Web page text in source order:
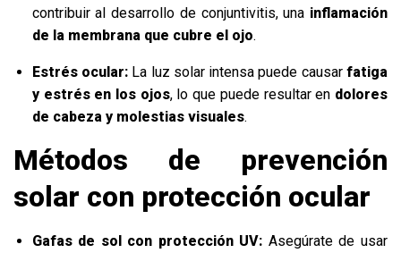
contribuir al desarrollo de conjuntivitis, una inflamación
de la membrana que cubre el ojo.
Estrés ocular: La luz solar intensa puede causarfatiga
y estrés en los ojos, lo que puede resultar en dolores
de cabeza y molestias visuales.
Métodos de prevención
solar con protección ocular
Gafas de sol con protección UV: Asegúrate de usar